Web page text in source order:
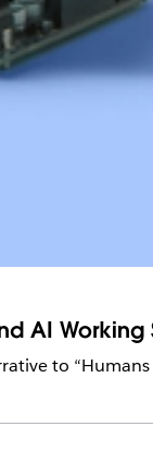
AI Working
to “Humans